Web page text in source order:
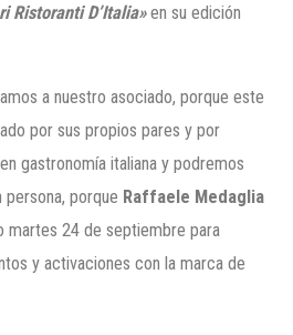
Ristoranti D’Italia»en su edición
a nuestro asociado, porque este
por sus propios pares y por
gastronomía italiana y podremos
porque Raffaele Medaglia
martes 24 de septiembre para
y activaciones con la marca de